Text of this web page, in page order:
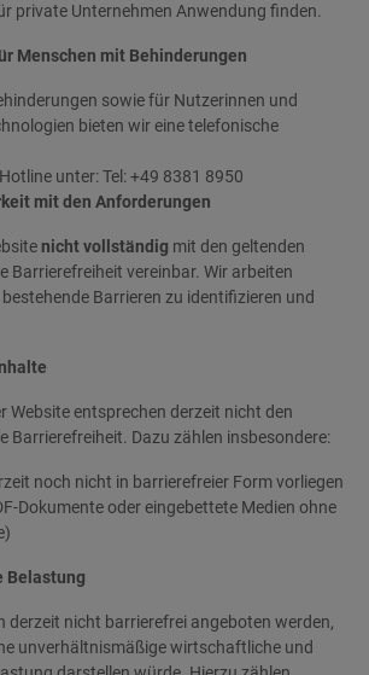
private Unternehmen Anwendung finden.
Menschen mit Behinderungen
sowie für Nutzerinnen und
bieten wir eine telefonische
unter: Tel: +49 8381 8950
mit den Anforderungen
nicht vollständig mit den geltenden
Barrierefreiheit vereinbar. Wir arbeiten
Barrieren zu identifizieren und
Website entsprechen derzeit nicht den
Barrierefreiheit. Dazu zählen insbesondere:
noch nicht in barrierefreier Form vorliegen
Dokumente oder eingebettete Medien ohne
Belastung
derzeit nicht barrierefrei angeboten werden,
unverhältnismäßige wirtschaftliche und